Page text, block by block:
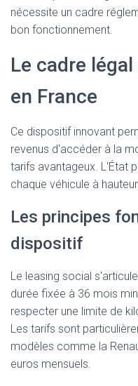
nécessite un cadre
bon fonctionnement.
Le cadre
en France
Ce dispositif innovant
revenus d'accéder à la
tarifs avantageux. L'État
chaque véhicule à
Les principes
dispositif
Le leasing social
durée fixée à 36 mois
respecter une limite de
Les tarifs sont
modèles comme la
euros mensuels.